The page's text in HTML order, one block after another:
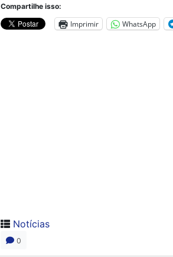
Compartilhe isso:
Imprimir WhatsApp
Notícias
0